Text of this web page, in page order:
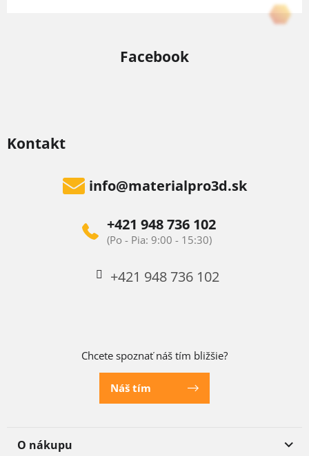
Kontakt
info@materialpro3d.sk
+421 948 736 102
+421 948 736 102
Chcete spoznať náš tím bližšie?
Náš tím
O nákupu
Facebook